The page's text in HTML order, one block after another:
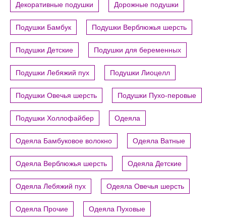
Декоративные подушки Дорожные подушки
Подушки Бамбук Подушки Верблюжья шерсть
Подушки Детские Подушки для беременных
Подушки Лебяжий пух Подушки Лиоцелл
Подушки Овечья шерсть Подушки Пухо-перовые
Подушки Холлофайбер Одеяла
Одеяла Бамбуковое волокно Одеяла Ватные
Одеяла Верблюжья шерсть Одеяла Детские
Одеяла Лебяжий пух Одеяла Овечья шерсть
Одеяла Прочие Одеяла Пуховые